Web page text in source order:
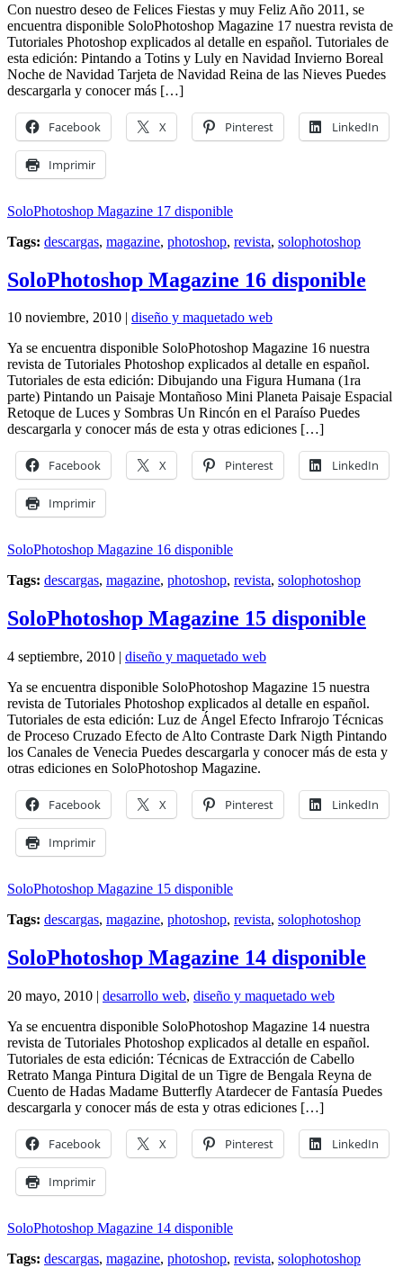
Con nuestro deseo de Felices Fiestas y muy Feliz Año 2011, se
encuentra disponible SoloPhotoshop Magazine 17 nuestra revista de
Tutoriales Photoshop explicados al detalle en español. Tutoriales de
esta edición: Pintando a Totins y Luly en Navidad Invierno Boreal
Noche de Navidad Tarjeta de Navidad Reina de las Nieves Puedes
descargarla y conocer más […]
Facebook X Pinterest LinkedIn
Imprimir
SoloPhotoshop Magazine 17 disponible
Tags: descargas, magazine, photoshop, revista, solophotoshop
SoloPhotoshop Magazine 16 disponible
10 noviembre, 2010 | diseño y maquetado web
Ya se encuentra disponible SoloPhotoshop Magazine 16 nuestra
revista de Tutoriales Photoshop explicados al detalle en español.
Tutoriales de esta edición: Dibujando una Figura Humana (1ra
parte) Pintando un Paisaje Montañoso Mini Planeta Paisaje Espacial
Retoque de Luces y Sombras Un Rincón en el Paraíso Puedes
descargarla y conocer más de esta y otras ediciones […]
Facebook X Pinterest LinkedIn
Imprimir
SoloPhotoshop Magazine 16 disponible
Tags: descargas, magazine, photoshop, revista, solophotoshop
SoloPhotoshop Magazine 15 disponible
4 septiembre, 2010 | diseño y maquetado web
Ya se encuentra disponible SoloPhotoshop Magazine 15 nuestra
revista de Tutoriales Photoshop explicados al detalle en español.
Tutoriales de esta edición: Luz de Ángel Efecto Infrarojo Técnicas
de Proceso Cruzado Efecto de Alto Contraste Dark Nigth Pintando
los Canales de Venecia Puedes descargarla y conocer más de esta y
otras ediciones en SoloPhotoshop Magazine.
Facebook X Pinterest LinkedIn
Imprimir
SoloPhotoshop Magazine 15 disponible
Tags: descargas, magazine, photoshop, revista, solophotoshop
SoloPhotoshop Magazine 14 disponible
20 mayo, 2010 | desarrollo web, diseño y maquetado web
Ya se encuentra disponible SoloPhotoshop Magazine 14 nuestra
revista de Tutoriales Photoshop explicados al detalle en español.
Tutoriales de esta edición: Técnicas de Extracción de Cabello
Retrato Manga Pintura Digital de un Tigre de Bengala Reyna de
Cuento de Hadas Madame Butterfly Atardecer de Fantasía Puedes
descargarla y conocer más de esta y otras ediciones […]
Facebook X Pinterest LinkedIn
Imprimir
SoloPhotoshop Magazine 14 disponible
Tags: descargas, magazine, photoshop, revista, solophotoshop